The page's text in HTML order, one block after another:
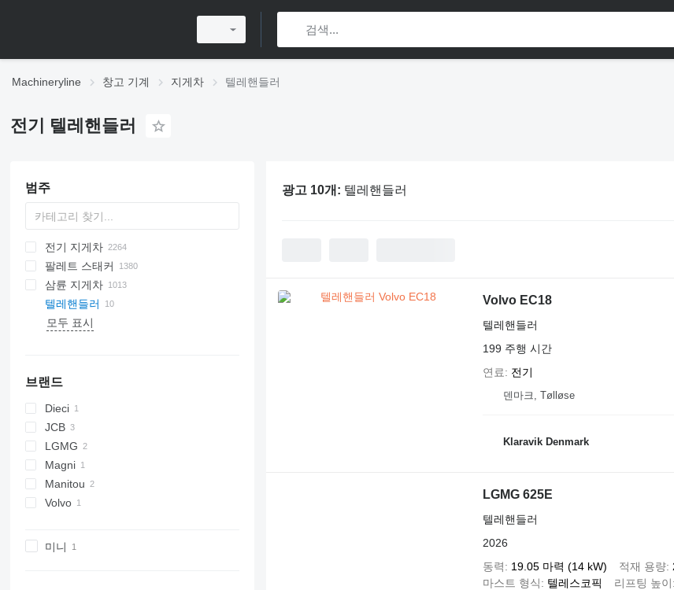
Machineryline 창고 기계 지게차 텔레핸들러
전기 텔레핸들러
범주
전기 지게차
팔레트 스태커
삼륜 지게차
텔레핸들러
모두 표시
브랜드
Dieci
JCB
525
LGMG
Magni
TH
Manitou
MT
Volvo
미니
광고 10개: 텔레핸들러
Volvo EC18
텔레핸들러
199 주행 시간
연료
전기
덴마크, Tølløse
Klaravik Denmark
LGMG 625E
텔레핸들러
2026
동력
19.05 마력 (14 kW) 적재 용량
마스트 형식
텔레스코픽 리프팅 높이